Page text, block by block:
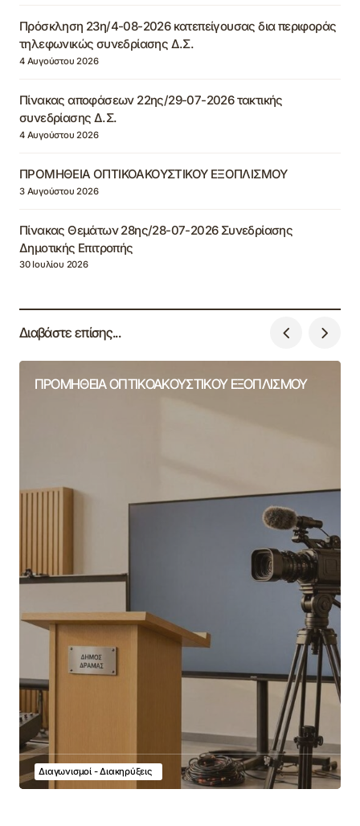
Πρόσκληση 23η/4-08-2026 κατεπείγουσας δια περιφοράς
τηλεφωνικώς συνεδρίασης Δ.Σ.
4 Αυγούστου 2026
Πίνακας αποφάσεων 22ης/29-07-2026 τακτικής
συνεδρίασης Δ.Σ.
4 Αυγούστου 2026
ΠΡΟΜΗΘΕΙΑ ΟΠΤΙΚΟΑΚΟΥΣΤΙΚΟΥ ΕΞΟΠΛΙΣΜΟΥ
3 Αυγούστου 2026
Πίνακας Θεμάτων 28ης/28-07-2026 Συνεδρίασης
Δημοτικής Επιτροπής
30 Ιουλίου 2026
Διαβάστε επίσης...
ΠΡΟΜΗΘΕΙΑ ΟΠΤΙΚΟΑΚΟΥΣΤΙΚΟΥ ΕΞΟΠΛΙΣΜΟΥ
Διαγωνισμοί - Διακηρύξεις